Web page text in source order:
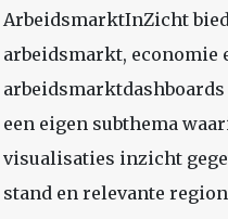
ArbeidsmarktInZicht
arbeidsmarkt,
arbeidsmarktdashboards
een eigen subthema
visualisaties inzicht
stand en relevante